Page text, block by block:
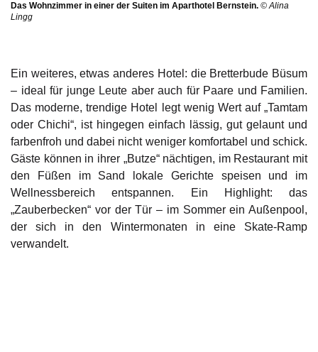
Das Wohnzimmer in einer der Suiten im Aparthotel Bernstein. © Alina
Lingg
Ein weiteres, etwas anderes Hotel: die Bretterbude Büsum
– ideal für junge Leute aber auch für Paare und Familien.
Das moderne, trendige Hotel legt wenig Wert auf „Tamtam
oder Chichi“, ist hingegen einfach lässig, gut gelaunt und
farbenfroh und dabei nicht weniger komfortabel und schick.
Gäste können in ihrer „Butze“ nächtigen, im Restaurant mit
den Füßen im Sand lokale Gerichte speisen und im
Wellnessbereich entspannen. Ein Highlight: das
„Zauberbecken“ vor der Tür – im Sommer ein Außenpool,
der sich in den Wintermonaten in eine Skate-Ramp
verwandelt.